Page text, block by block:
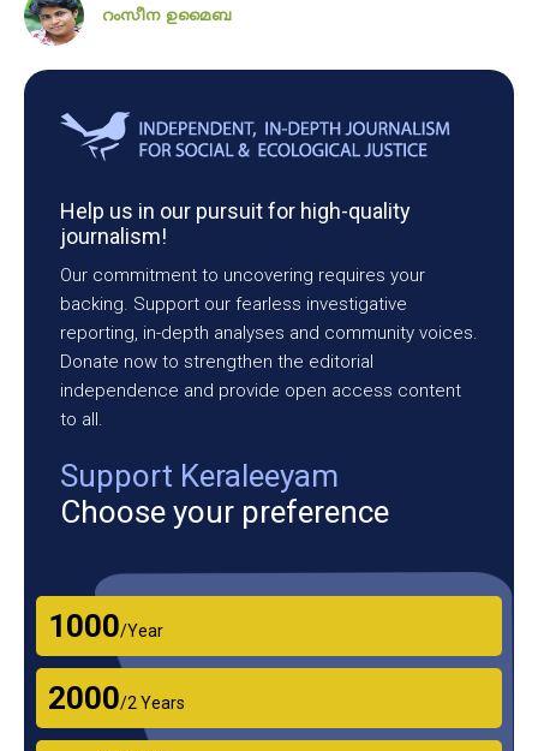
റംസീന ഉമൈബ
Help us in our pursuit for high-quality
journalism!
Our commitment to uncovering requires your
backing. Support our fearless investigative
reporting, in-depth analyses and community voices.
Donate now to strengthen the editorial
independence and provide open access content
to all.
Support Keraleeyam
Choose your preference
₹1000/Year
₹2000/2 Years